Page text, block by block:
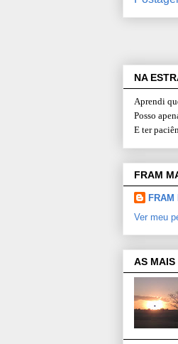
NA
Aprendi
Posso
E ter
FRAM
FRAM
Ver meu
AS MAIS